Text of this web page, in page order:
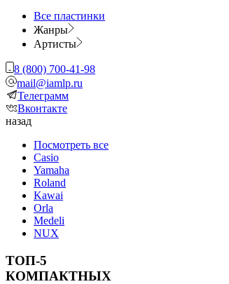
Все пластинки
Жанры
Артисты
8 (800) 700-41-98
mail@iamlp.ru
Телеграмм
Вконтакте
назад
Посмотреть все
Casio
Yamaha
Roland
Kawai
Orla
Medeli
NUX
ТОП-5
КОМПАКТНЫХ